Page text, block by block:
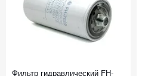
Фильтр гидравлический FH-